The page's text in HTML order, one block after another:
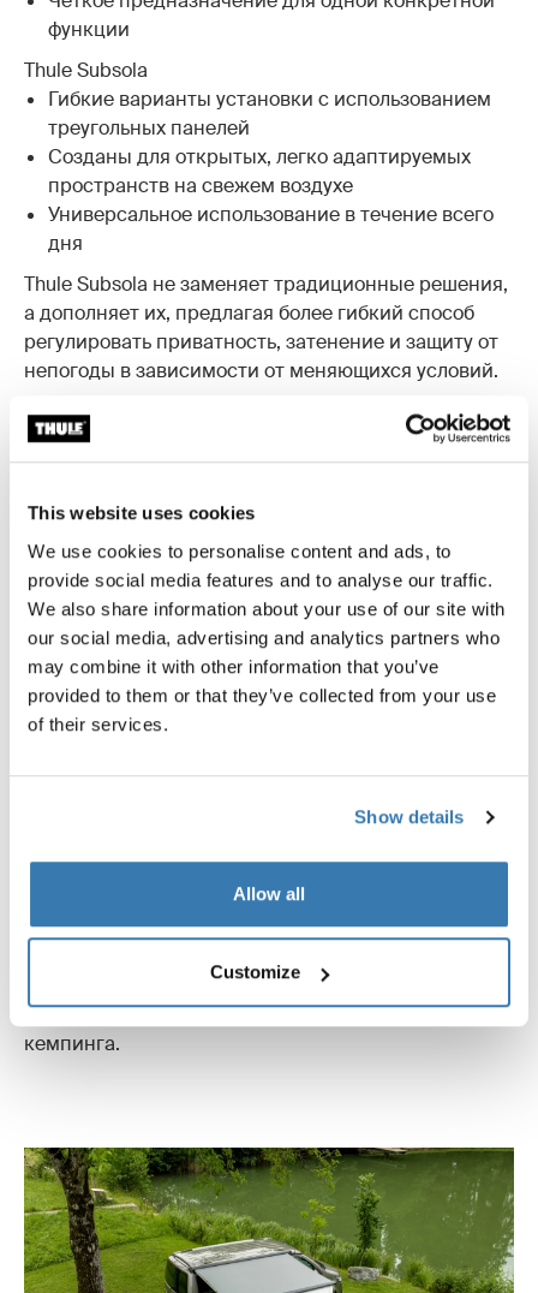
This website uses cookies
We use cookies to personalise content and ads, to
provide social media features and to analyse our traffic.
We also share information about your use of our site with
our social media, advertising and analytics partners who
may combine it with other information that you’ve
provided to them or that they’ve collected from your use
of their services.
Show details
Allow all
Customize
функции
Thule Subsola
Гибкие варианты установки с использованием
треугольных панелей
Созданы для открытых, легко адаптируемых
пространств на свежем воздухе
Универсальное использование в течение всего
дня
Thule Subsola не заменяет традиционные решения,
а дополняет их, предлагая более гибкий способ
регулировать приватность, затенение и защиту от
непогоды в зависимости от меняющихся условий.
простой и быстрой установки
Панели крепятся интуитивно понятно: либо через
переднюю направляющую навеса, либо через
боковое стропило, и соединяются между собой с
помощью встроенных молний. Телескопические
опорные стойки позволяют легко отрегулировать
высоту и углы наклона.
подстроить под текущую ситуацию:
Открывайте или закрывайте отдельные секции
разбирая ее с нуля
Такое удобство использования делает Thule Subsola
практичным решением для повседневного
кемпинга.